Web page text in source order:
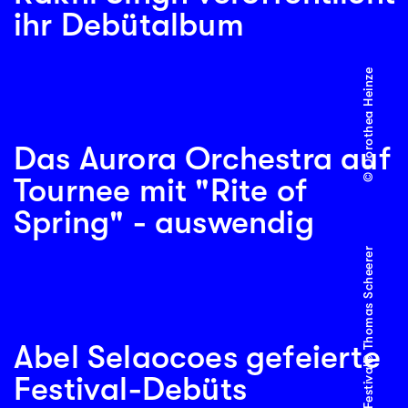
ihr Debütalbum
Das Aurora Orchestra auf
Tournee mit "Rite of
Spring" - auswendig
© Dorothea Heinze
Abel Selaocoes gefeierte
Festival-Debüts
© Thomas Scheerer